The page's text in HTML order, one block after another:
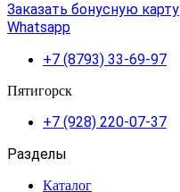
Заказать бонусную карту
Whatsapp
+7 (8793) 33-69-97
Пятигорск
+7 (928) 220-07-37
Разделы
Каталог